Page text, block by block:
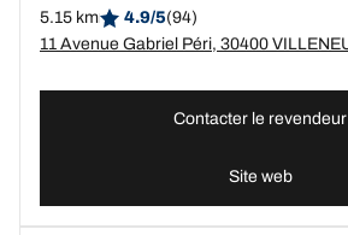
5.15 km 4.9/5(94)
Contacter le revendeur
Site web